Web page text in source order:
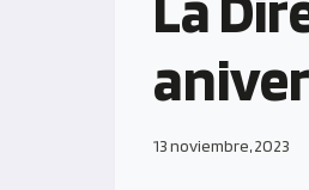
13 noviembre, 2023